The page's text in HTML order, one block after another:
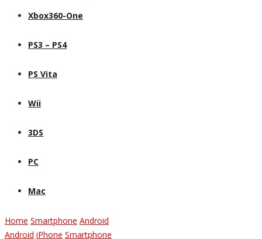
Xbox360-One
PS3 – PS4
PS Vita
Wii
3DS
PC
Mac
Home Smartphone Android
Android iPhone Smartphone